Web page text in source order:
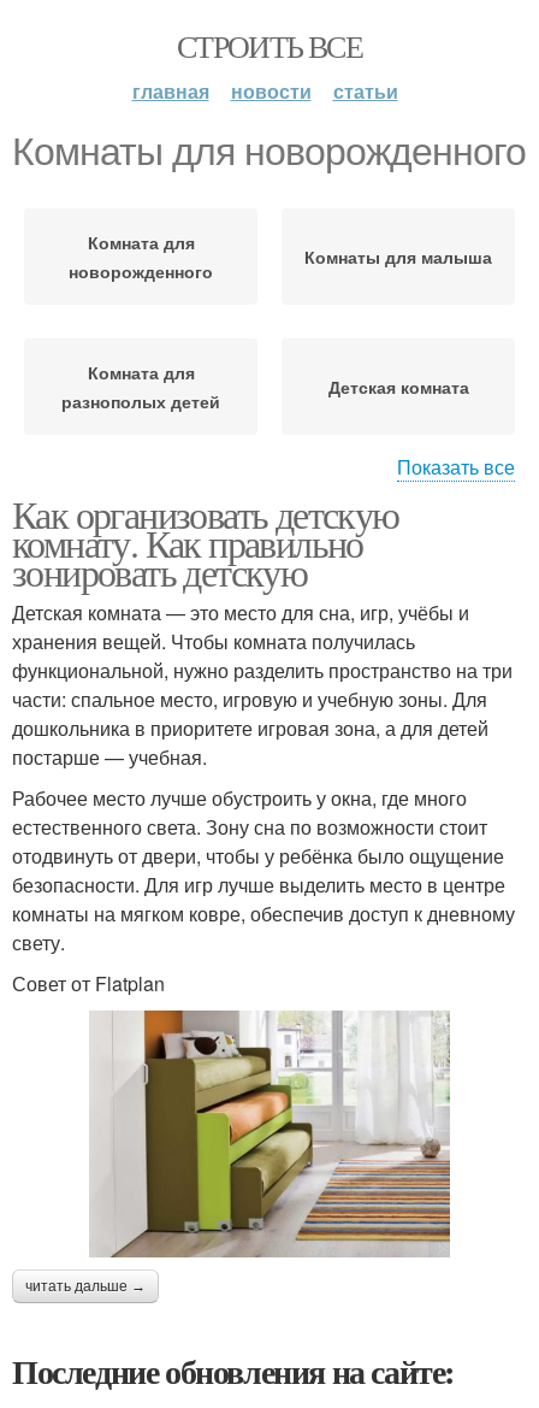
СТРОИТЬ ВСЕ
главная новости статьи
Комнаты для новорожденного
Комната для
новорожденного
Комнаты для малыша
Комната для
разнополых детей
Детская комната
разнополых детей
Комната для школьника
Показать все
Как организовать детскую
комнату. Как правильно
зонировать детскую
Детская комната — это место для сна, игр, учёбы и
хранения вещей. Чтобы комната получилась
функциональной, нужно разделить пространство на три
части: спальное место, игровую и учебную зоны. Для
дошкольника в приоритете игровая зона, а для детей
постарше — учебная.
Рабочее место лучше обустроить у окна, где много
естественного света. Зону сна по возможности стоит
отодвинуть от двери, чтобы у ребёнка было ощущение
безопасности. Для игр лучше выделить место в центре
комнаты на мягком ковре, обеспечив доступ к дневному
свету.
Совет от Flatplan
читать дальше →
Последние обновления на сайте: